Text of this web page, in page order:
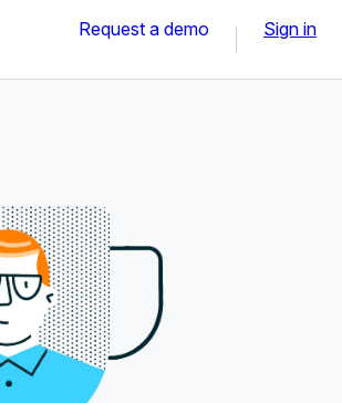
Request a demo Sign in